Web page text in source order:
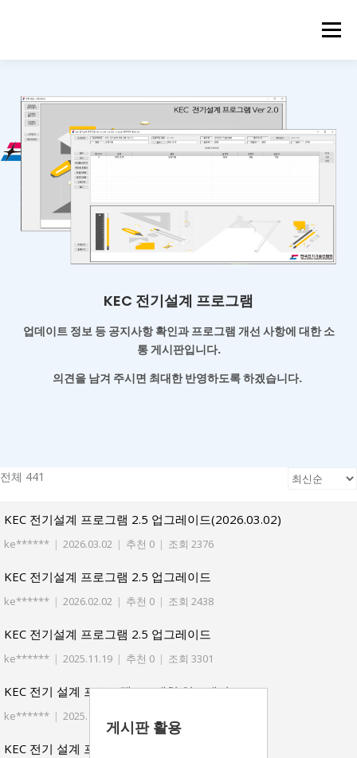
메뉴
게시판 활용
KEC 전기설계 프로그램
업데이트 정보 등 공지사항 확인과프로그램 개선 사항에 대한 소
통 게시판입니다.
의견을 남겨 주시면 최대한 반영하도록 하겠습니다.
전체 441
KEC 전기설계 프로그램 2.5 업그레이드(2026.03.02)
ke****** | 2026.03.02 | 추천 0 | 조회 2376
KEC 전기설계 프로그램 2.5 업그레이드
ke****** | 2026.02.02 | 추천 0 | 조회 2438
KEC 전기설계 프로그램 2.5 업그레이드
ke****** | 2025.11.19 | 추천 0 | 조회 3301
KEC 전기 설계 프로그램 2.5 패치 업그레이드
ke****** | 2025.10.02
KEC 전기 설계 프로그램 2.5 업그레이드 관련